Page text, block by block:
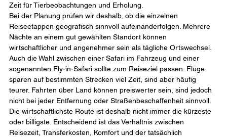
Zeit für Tierbeobachtungen und Erholung.
Bei der Planung prüfen wir deshalb, ob die einzelnen
Reiseetappen geografisch sinnvoll aufeinanderfolgen. Mehrere
Nächte an einem gut gewählten Standort können
wirtschaftlicher und angenehmer sein als tägliche Ortswechsel.
Auch die Wahl zwischen einer Safari im Fahrzeug und einer
sogenannten Fly-in-Safari sollte zum Reiseziel passen. Flüge
sparen auf bestimmten Strecken viel Zeit, sind aber häufig
teurer. Fahrten über Land können preiswerter sein, sind jedoch
nicht bei jeder Entfernung oder Straßenbeschaffenheit sinnvoll.
Die wirtschaftlichste Route ist deshalb nicht immer die kürzeste
oder billigste. Entscheidend ist das Verhältnis zwischen
Reisezeit, Transferkosten, Komfort und der tatsächlich